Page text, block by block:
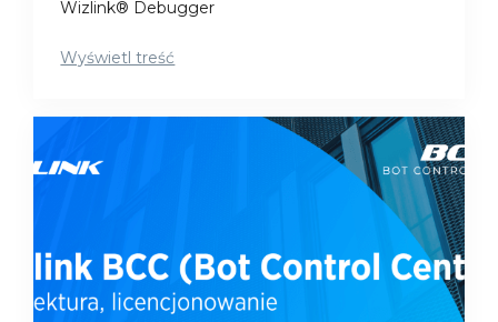
Wizlink® Debugger
Wyświetl treść